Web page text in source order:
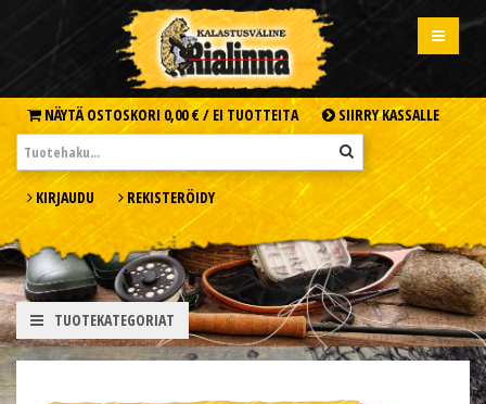
NÄYTÄ OSTOSKORI 0,00 € / EI TUOTTEITA SIIRRY KASSALLE
KIRJAUDU REKISTERÖIDY
TUOTEKATEGORIAT